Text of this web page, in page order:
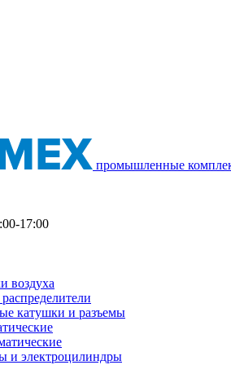
промышленные
17:00
воздуха
катушки и разъемы
и электроцилиндры